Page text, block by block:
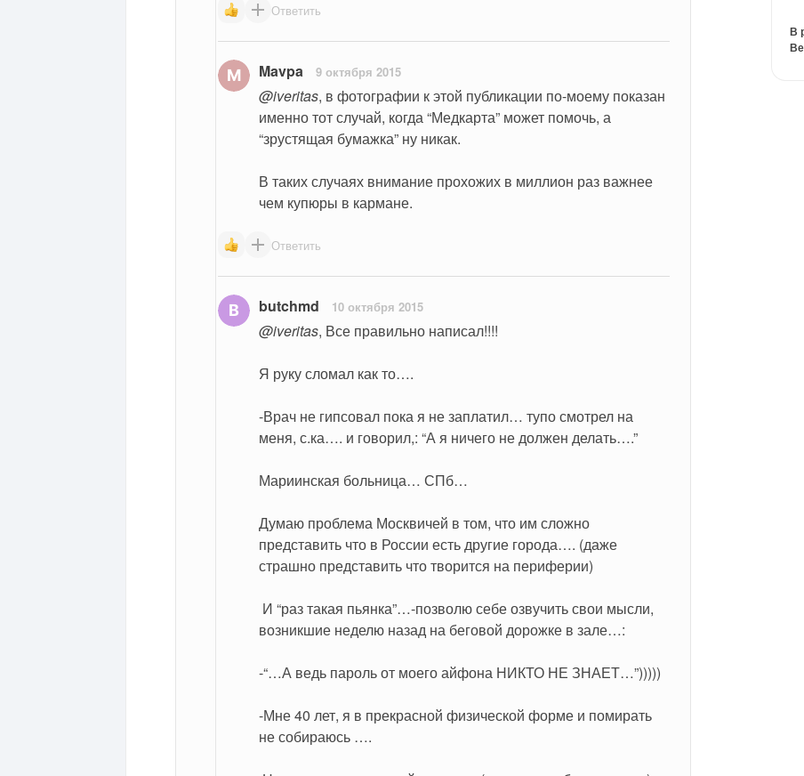
Ответить
Mavpa 9 октября 2015
@iveritas, в фотографии к этой публикации по-моему показан
именно тот случай, когда “Медкарта” может помочь, а
“зрустящая бумажка” ну никак.
В таких случаях внимание прохожих в миллион раз важнее
чем купюры в кармане.
Ответить
butchmd 10 октября 2015
@iveritas, Все правильно написал!!!!
Я руку сломал как то….
-Врач не гипсовал пока я не заплатил… тупо смотрел на
меня, с.ка…. и говорил,: “А я ничего не должен делать….”
Мариинская больница… СПб…
Думаю проблема Москвичей в том, что им сложно
представить что в России есть другие города…. (даже
страшно представить что творится на периферии)
возникшие неделю назад на беговой дорожке в зале…:
-“…А ведь пароль от моего айфона НИКТО НЕ ЗНАЕТ…”)))))
-Мне 40 лет, я в прекрасной физической форме и помирать
не собираюсь ….
В